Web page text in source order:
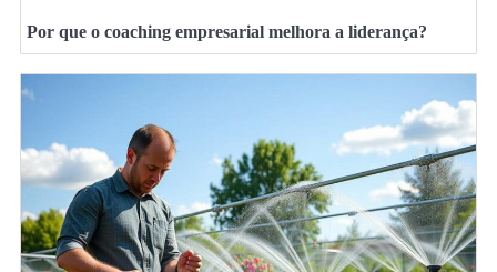
Por que o coaching empresarial melhora a liderança?